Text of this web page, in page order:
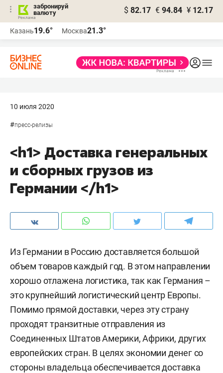
забронируй
валюту
$ 82.17 € 94.84 ¥ 12.17
Казань19.6° Москва21.3°
10 июля 2020
#пресс-релизы
<h1> Доставка генеральных
и сборных грузов из
Германии </h1>
Из Германии в Россию доставляется большой
объем товаров каждый год. В этом направлении
хорошо отлажена логистика, так как Германия –
это крупнейший логистический центр Европы.
Помимо прямой доставки, через эту страну
проходят транзитные отправления из
Соединенных Штатов Америки, Африки, других
европейских стран. В целях экономии денег со
стороны владельца обеспечивается доставка